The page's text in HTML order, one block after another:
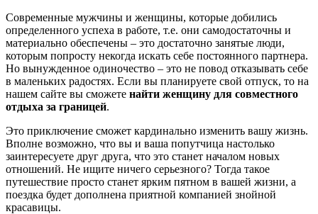
Современные мужчины и женщины, которые добились
определенного успеха в работе, т.е. они самодостаточны и
материально обеспечены – это достаточно занятые люди,
которым попросту некогда искать себе постоянного партнера.
Но вынужденное одиночество – это не повод отказывать себе
в маленьких радостях. Если вы планируете свой отпуск, то на
нашем сайте вы сможете найти женщину для совместного
отдыха за границей.
Это приключение сможет кардинально изменить вашу жизнь.
Вполне возможно, что вы и ваша попутчица настолько
заинтересуете друг друга, что это станет началом новых
отношений. Не ищите ничего серьезного? Тогда такое
путешествие просто станет ярким пятном в вашей жизни, а
поездка будет дополнена приятной компанией знойной
красавицы.